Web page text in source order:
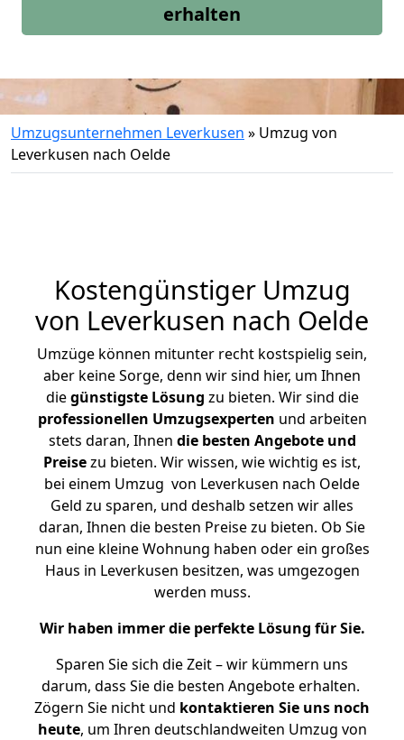
erhalten
Umzugsunternehmen Leverkusen » Umzug von
Leverkusen nach Oelde
Kostengünstiger Umzug
von Leverkusen nach Oelde
Umzüge können mitunter recht kostspielig sein,
aber keine Sorge, denn wir sind hier, um Ihnen
diegünstigste Lösung zu bieten. Wir sind die
professionellen Umzugsexperten und arbeiten
stets daran, Ihnen die besten Angebote und
Preisezu bieten. Wir wissen, wie wichtig es ist,
bei einem Umzug von Leverkusen nach Oelde
Geld zu sparen, und deshalb setzen wir alles
daran, Ihnen die besten Preise zu bieten. Ob Sie
nun eine kleine Wohnung haben oder ein großes
Haus in Leverkusen besitzen, was umgezogen
werden muss.
Wir haben immer die perfekte Lösung für Sie.
Sparen Sie sich die Zeit – wir kümmern uns
darum, dass Sie die besten Angebote erhalten.
Zögern Sie nicht und kontaktieren Sie uns noch
heute, um Ihren deutschlandweiten Umzug von